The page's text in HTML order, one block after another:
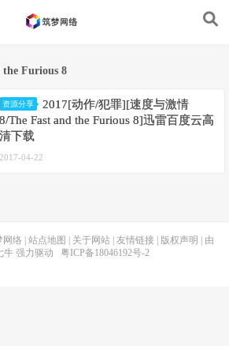
the Furious 8
资源分享
2017[动作/犯罪][速度与激情
8/The Fast and the Furious 8]迅雷百度云高
清下载
2017-04-22
网络 站点地图 关于网站 友情链接 版权声明
| 由
牛强力驱动 粤ICP备18046192号-2